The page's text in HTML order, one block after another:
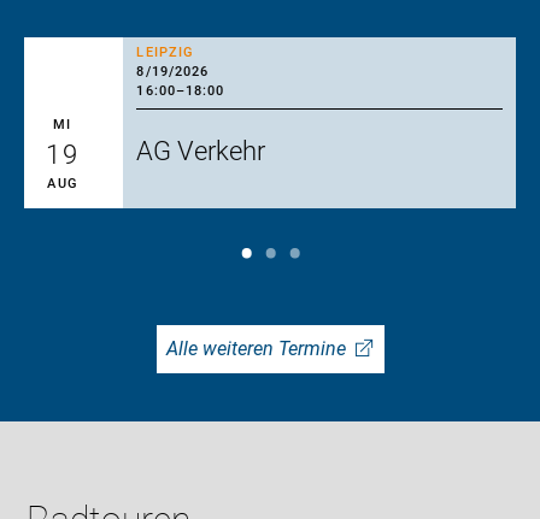
LEIPZIG
8/19/2026
16:00–18:00
MI
19
AUG
AG Verkehr
Alle weiteren Termine